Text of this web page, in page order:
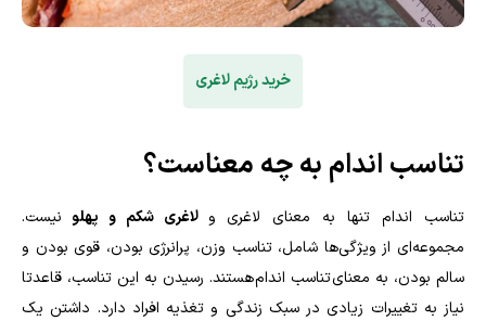
خرید رژیم لاغری
تناسب اندام به چه معناست؟
تناسب اندام تنها به معنای لاغری و لاغری شکم و پهلو نیست.
مجموعه‌ای از ویژگی‌ها شامل، تناسب وزن، پرانرژی بودن، قوی بودن و
سالم بودن، به معنای تناسب اندام هستند. رسیدن به این تناسب، قاعدتا
نیاز به تغییرات زیادی در سبک زندگی و تغذیه افراد دارد. داشتن یک